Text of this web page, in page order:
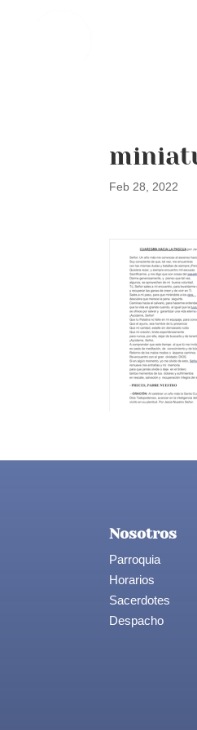
Feb 28, 2022
Nosotros
Parroquia
Horarios
Sacerdotes
Despacho